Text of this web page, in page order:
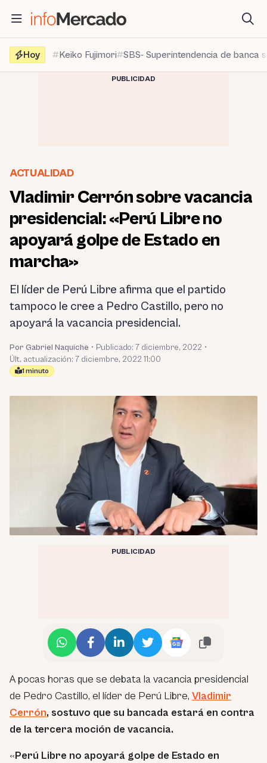
contenido
Hoy
Keiko Fujimori SBS- Superintendencia de banca
PUBLICIDAD
ACTUALIDAD
Vladimir Cerrón sobre vacancia
presidencial: «Perú Libre no
apoyará golpe de Estado en
marcha»
El líder de Perú Libre afirma que el partido
tampoco le cree a Pedro Castillo, pero no
apoyará la vacancia presidencial.
Por Gabriel Naquiche • Publicado: 7 diciembre, 2022 •
Últ. actualización: 7 diciembre, 2022 11:00
1 minuto
PUBLICIDAD
A pocas horas que se debata la vacancia presidencial
de Pedro Castillo, el líder de Perú Libre, Vladimir
Cerrón, sostuvo que su bancada estará en contra
de la tercera moción de vacancia.
«Perú Libre no apoyará golpe de Estado en